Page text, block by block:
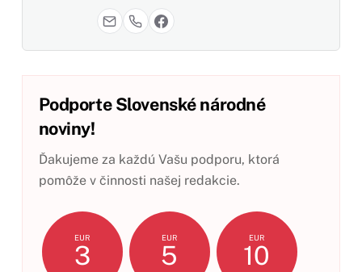
Podporte Slovenské národné
noviny!
Ďakujeme za každú Vašu podporu, ktorá
pomôže v činnosti našej redakcie.
EUR
3
EUR
5
EUR
10